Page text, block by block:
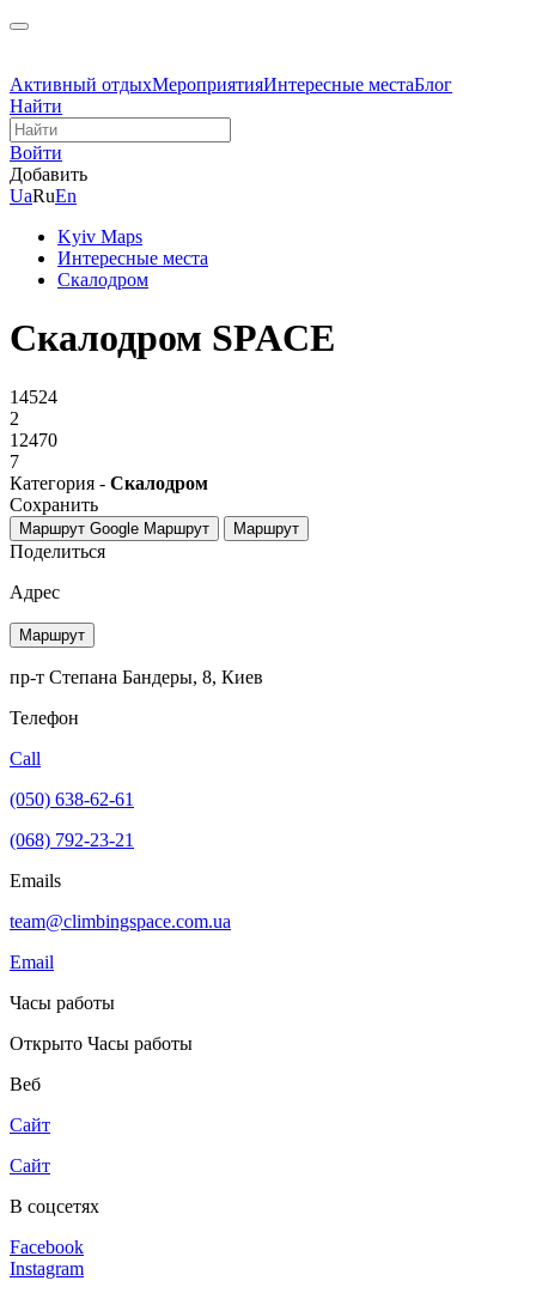
Активный отдыхМероприятияИнтересные местаБлог
Найти
Войти
Добавить
UaRuEn
Kyiv Maps
Интересные места
Скалодром
Скалодром SPACE
14524
2
12470
7
Категория - Скалодром
Сохранить
Маршрут Google Маршрут Маршрут
Поделиться
Адрес
Маршрут
пр-т Степана Бандеры, 8, Киев
Телефон
Call
(050) 638-62-61
(068) 792-23-21
Emails
team@climbingspace.com.ua
Email
Часы работы
Открыто Часы работы
Веб
Сайт
Сайт
В соцсетях
Facebook
Instagram